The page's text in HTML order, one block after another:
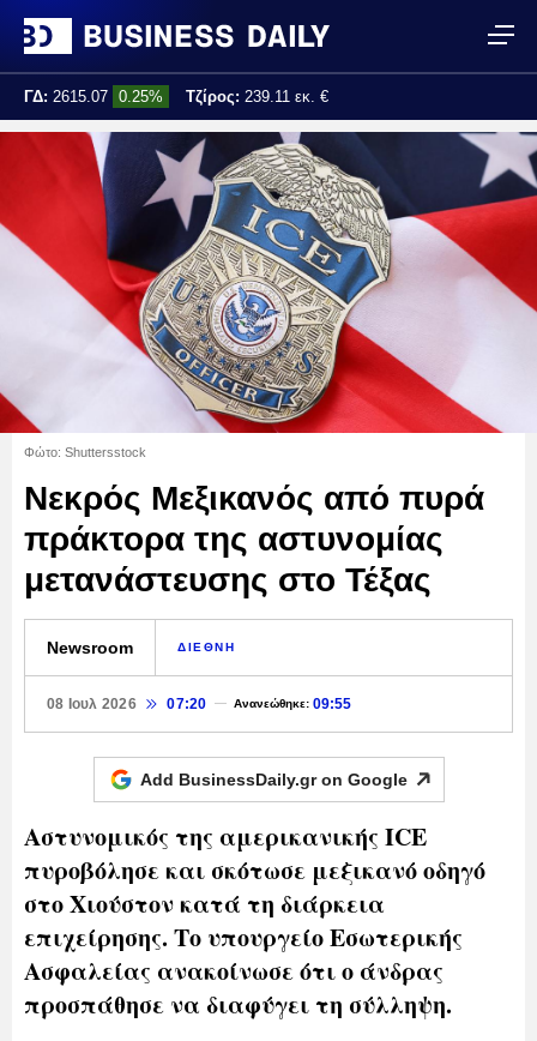
ΓΔ: 2615.07 0.25% Τζίρος: 239.11 εκ. €
Τελ. ενημέρωση: 17:25:01
Φώτο: Shuttersstock
Νεκρός Μεξικανός από πυρά
πράκτορα της αστυνομίας
μετανάστευσης στο Τέξας
Newsroom ΔΙΕΘΝΗ
08 Ιουλ 2026 07:20 Ανανεώθηκε:09:55
Add BusinessDaily.gr on Google
Αστυνομικός της αμερικανικής ICE
πυροβόλησε και σκότωσε μεξικανό οδηγό
στο Χιούστον κατά τη διάρκεια
επιχείρησης. Το υπουργείο Εσωτερικής
Ασφαλείας ανακοίνωσε ότι ο άνδρας
προσπάθησε να διαφύγει τη σύλληψη.